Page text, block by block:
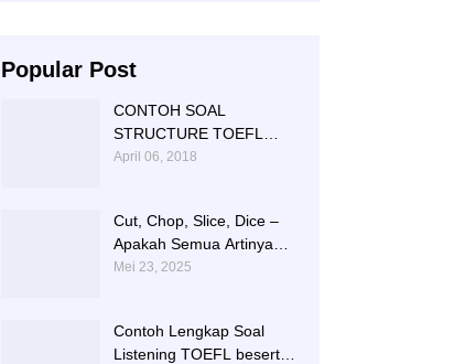
Popular Post
CONTOH SOAL
STRUCTURE TOEFL
NTC KAMPUNG INGGRIS
April 06, 2018
Cut, Chop, Slice, Dice –
Apakah Semua Artinya
“Memotong”? | 0813-
Mei 23, 2025
Contoh Lengkap Soal
Listening TOEFL beserta